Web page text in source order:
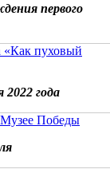
первого
«Как пуховый
года
Победы